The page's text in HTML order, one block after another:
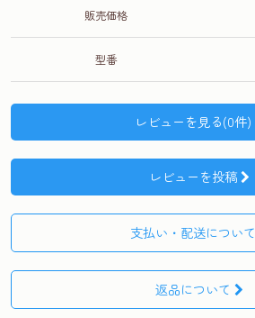
販売価格
型番
レビューを見る(0件)
レビューを投稿
支払い・配送について
返品について